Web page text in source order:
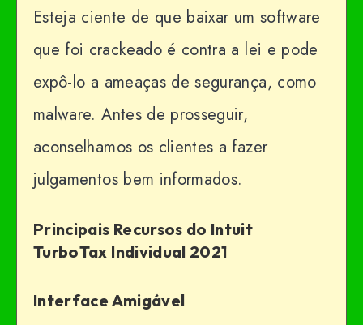
Esteja ciente de que baixar um software
que foi crackeado é contra a lei e pode
expô-lo a ameaças de segurança, como
malware. Antes de prosseguir,
aconselhamos os clientes a fazer
julgamentos bem informados.
Principais Recursos do Intuit
TurboTax Individual 2021
Interface Amigável